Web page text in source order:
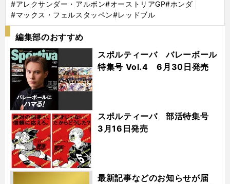
#アレクサンダー・アルボン#オーストリアGP#ホンダ
#マックス・フェルスタッペン#レッドブル
編集部のおすすめ
スポルティーバ バレーボール
特集号 Vol.4 6月30日発売
スポルティーバ 部活特集号
3月16日発売
最新記事などのお知らせが届